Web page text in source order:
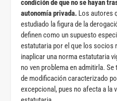
condición de que no se hayan
autonomía privada. Los autores
estudiado la figura de la
definen como un supuesto
estatutaria por el que los socios
inaplicar una norma estatutaria
no ven problema en admitirla.
de modificación caracterizado
excepcional, pues no afecta a la